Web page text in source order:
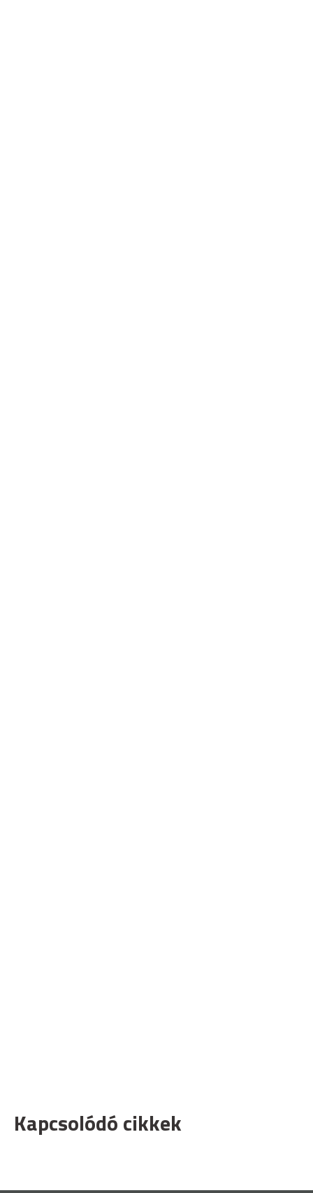
Kapcsolódó cikkek